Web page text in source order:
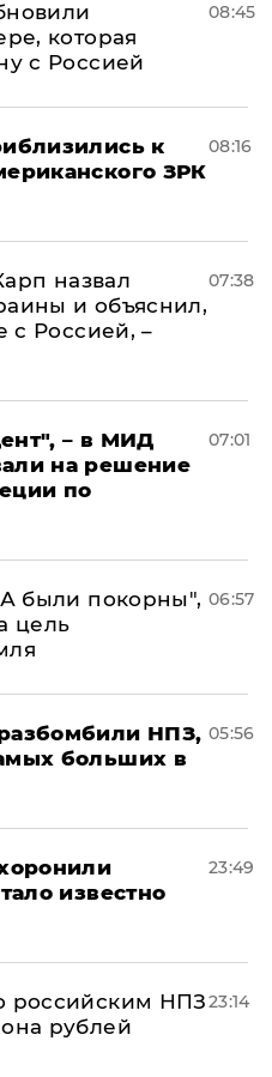
которая
с Россией
08:45
к
ЗРК
08:16
назвал
и объяснил,
с Россией, –
07:38
– в МИД
на решение
по
07:01
были покорны",
цель
06:57
НПЗ,
больших в
05:56
известно
23:49
российским НПЗ
рублей
23:14